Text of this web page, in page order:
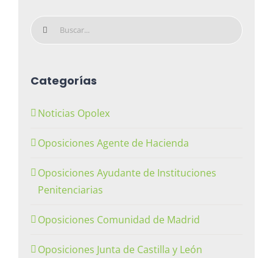
Buscar:
Categorías
Noticias Opolex
Oposiciones Agente de Hacienda
Oposiciones Ayudante de Instituciones
Penitenciarias
Oposiciones Comunidad de Madrid
Oposiciones Junta de Castilla y León